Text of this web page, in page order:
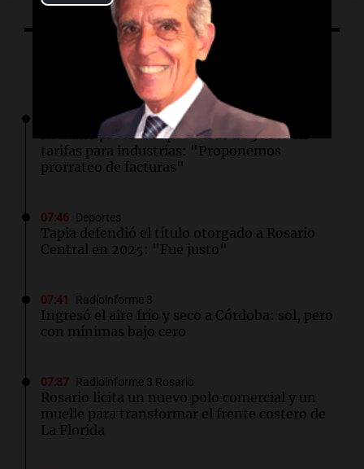
Video
Lo último
Radioinforme 3 Rosario
Reclamo provincial por subas de 500% en
tarifas para industrias: "Proponemos
prorrateo de facturas"
07:46 Deportes
Tapia defendió el título otorgado a Rosario
Central en 2025: "Fue justo"
07:41 Radioinforme 3
Ingresó el aire frío y seco a Córdoba: sol, pero
con mínimas bajo cero
07:37 Radioinforme 3 Rosario
Rosario licita un nuevo polo comercial y un
muelle para transformar el frente costero de
La Florida